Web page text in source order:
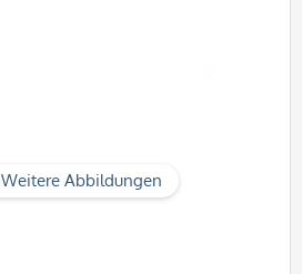
Weitere Abbildungen